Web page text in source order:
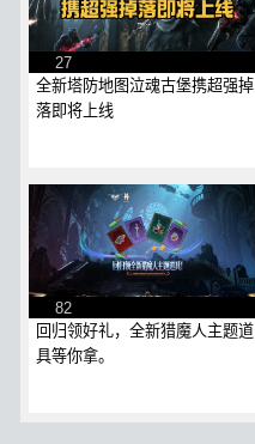
27
全新塔防地图泣魂古堡携超强掉
落即将上线
82
回归领好礼，全新猎魔人主题道
具等你拿。